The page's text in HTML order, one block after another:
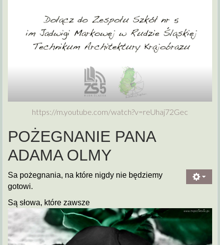
https://m.youtube.com/watch?v=reUhaj72Gec
POŻEGNANIE PANA
ADAMA OLMY
Sa pożegnania, na które nigdy nie będziemy
gotowi.
Są słowa, które zawsze